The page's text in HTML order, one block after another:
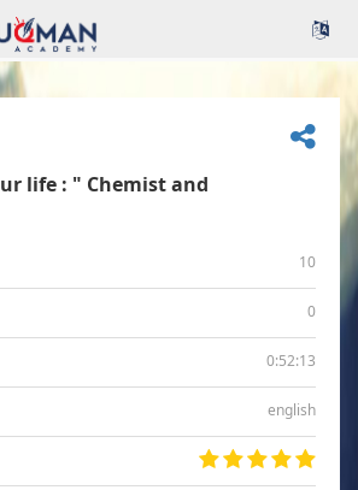
life : " Chemist and
10
0
0:52:13
english